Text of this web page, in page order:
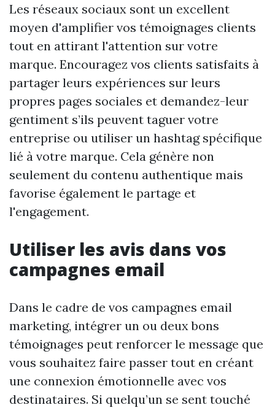
Les réseaux sociaux sont un excellent
moyen d'amplifier vos témoignages clients
tout en attirant l'attention sur votre
marque. Encouragez vos clients satisfaits à
partager leurs expériences sur leurs
propres pages sociales et demandez-leur
gentiment s’ils peuvent taguer votre
entreprise ou utiliser un hashtag spécifique
lié à votre marque. Cela génère non
seulement du contenu authentique mais
favorise également le partage et
l'engagement.
Utiliser les avis dans vos
campagnes email
Dans le cadre de vos campagnes email
marketing, intégrer un ou deux bons
témoignages peut renforcer le message que
vous souhaitez faire passer tout en créant
une connexion émotionnelle avec vos
destinataires. Si quelqu’un se sent touché